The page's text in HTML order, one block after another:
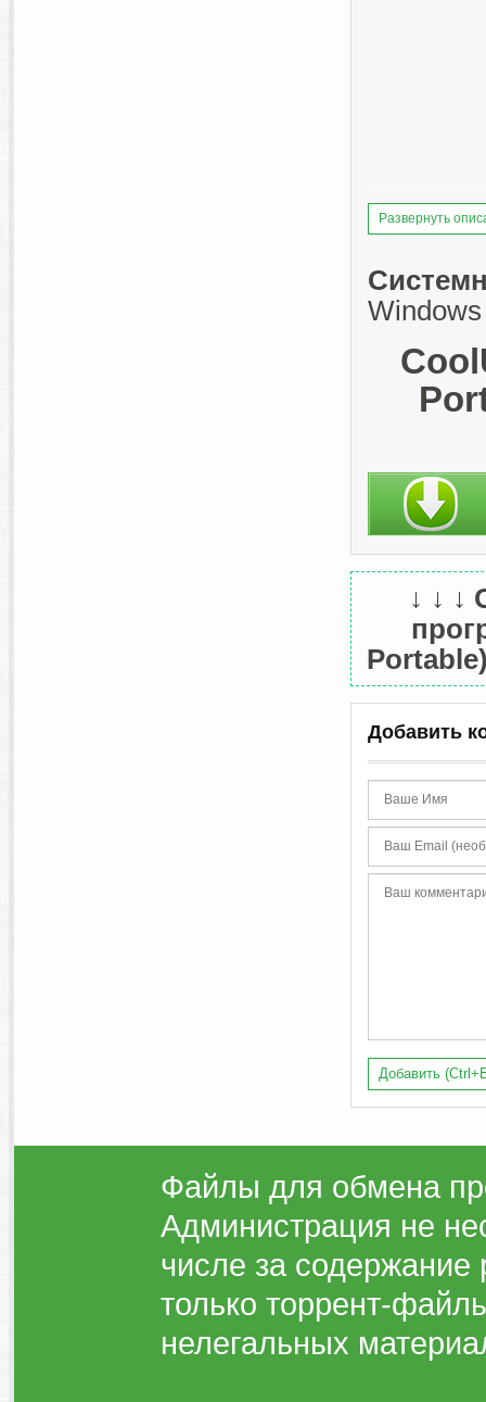
Развернуть
↓ ↓ ↓
Добавить
Добавить
Файлы для обмена
Администрация не
числе за
только торрент-
нелегальных